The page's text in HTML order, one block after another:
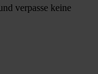
verpasse keine